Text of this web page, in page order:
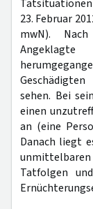
23. Februar
mwN).
sehen. Bei
einen
an (eine
Danach liegt
Tatfolgen